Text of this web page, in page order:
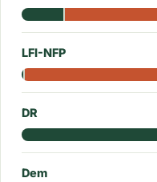
LFI-NFP
DR
Dem